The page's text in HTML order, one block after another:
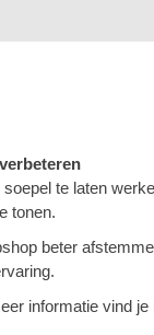
te laten
tonen.
beter
informatie vind je